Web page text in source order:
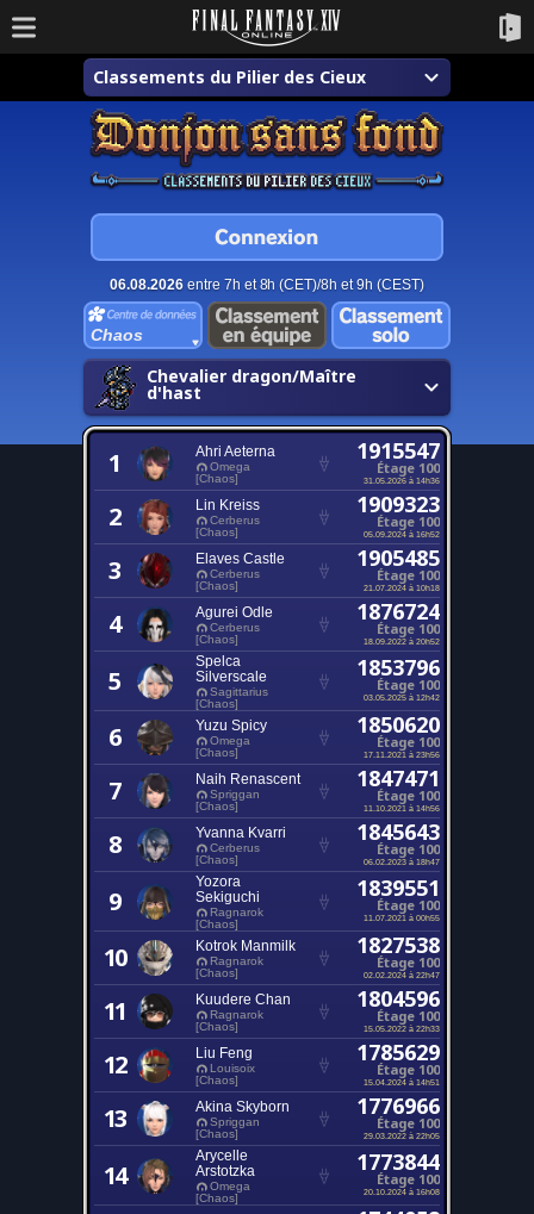
Classements du Pilier des Cieux
06.08.2026entre 7h et 8h (CET)/8h et 9h (CEST)
Chaos
Chevalier dragon/Maître
d'hast
1 Ahri Aeterna
Omega
[Chaos]
1915547
Étage 100
31.05.2026 à 14h36
2 Lin Kreiss
Cerberus
[Chaos]
1909323
Étage 100
05.09.2024 à 16h52
3 Elaves Castle
Cerberus
[Chaos]
1905485
Étage 100
21.07.2024 à 10h18
4 Agurei Odle
Cerberus
[Chaos]
1876724
Étage 100
18.09.2022 à 20h52
5
Spelca
Silverscale
Sagittarius
[Chaos]
1853796
Étage 100
03.05.2025 à 12h42
6 Yuzu Spicy
Omega
[Chaos]
1850620
Étage 100
17.11.2021 à 23h56
7 Naih Renascent
Spriggan
[Chaos]
1847471
Étage 100
11.10.2021 à 14h56
8 Yvanna Kvarri
Cerberus
[Chaos]
1845643
Étage 100
06.02.2023 à 18h47
9
Yozora
Sekiguchi
Ragnarok
[Chaos]
1839551
Étage 100
11.07.2021 à 00h55
10 Kotrok Manmilk
Ragnarok
[Chaos]
1827538
Étage 100
02.02.2024 à 22h47
11 Kuudere Chan
Ragnarok
[Chaos]
1804596
Étage 100
15.05.2022 à 22h33
12 Liu Feng
Louisoix
[Chaos]
1785629
Étage 100
15.04.2024 à 14h51
13 Akina Skyborn
Spriggan
[Chaos]
1776966
Étage 100
29.03.2022 à 22h05
14
Arycelle
Arstotzka
Omega
[Chaos]
1773844
Étage 100
20.10.2024 à 16h08